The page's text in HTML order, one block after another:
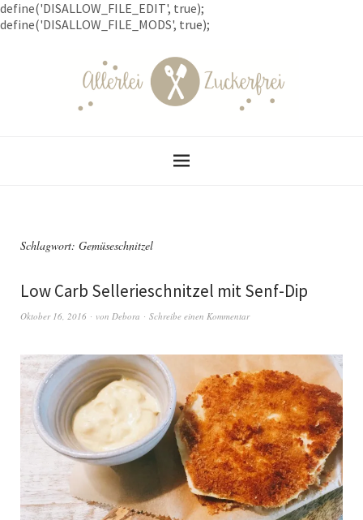
define('DISALLOW_FILE_EDIT', true);
define('DISALLOW_FILE_MODS', true);
Schlagwort: Gemüseschnitzel
Low Carb Sellerieschnitzel mit Senf-Dip
Oktober 16, 2016 von Debora Schreibe einen Kommentar